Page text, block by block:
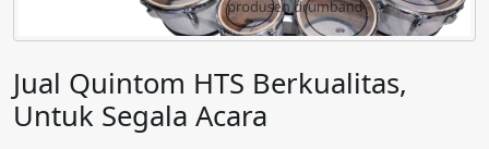
Jual Quintom HTS Berkualitas,
Untuk Segala Acara